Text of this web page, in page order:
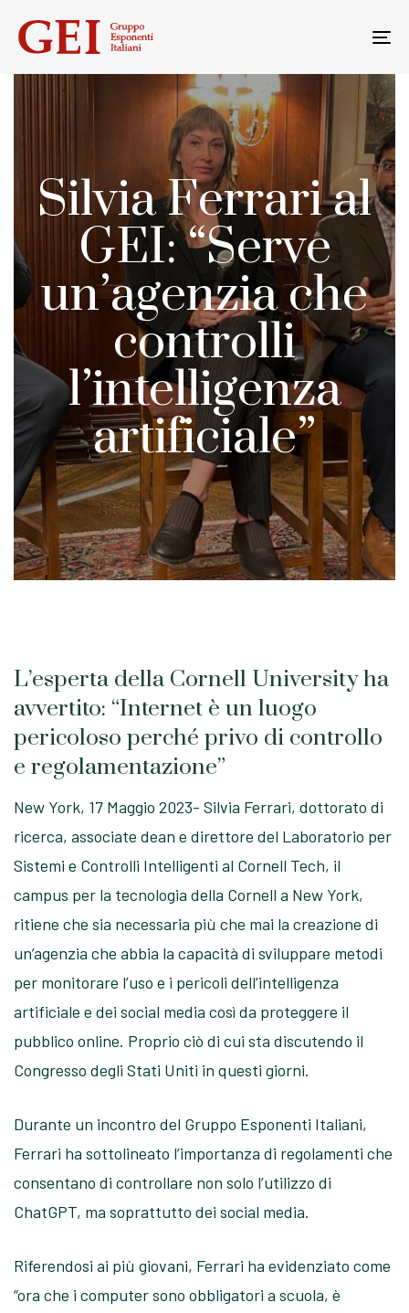
links
primary
Silvia Ferrari al
GEI: “Serve
un’agenzia che
controlli
l’intelligenza
artificiale”
L’esperta della Cornell University ha
avvertito: “Internet è un luogo
pericoloso perché privo di controllo
e regolamentazione”
New York, 17 Maggio 2023- Silvia Ferrari, dottorato di
ricerca, associate dean e direttore del Laboratorio per
Sistemi e Controlli Intelligenti al Cornell Tech, il
campus per la tecnologia della Cornell a New York,
ritiene che sia necessaria più che mai la creazione di
un’agenzia che abbia la capacità di sviluppare metodi
per monitorare l’uso e i pericoli dell’intelligenza
artificiale e dei social media così da proteggere il
pubblico online. Proprio ciò di cui sta discutendo il
Congresso degli Stati Uniti in questi giorni.
Durante un incontro del Gruppo Esponenti Italiani,
Ferrari ha sottolineato l’importanza di regolamenti che
consentano di controllare non solo l’utilizzo di
ChatGPT, ma soprattutto dei social media.
Riferendosi ai più giovani, Ferrari ha evidenziato come
“ora che i computer sono obbligatori a scuola, è